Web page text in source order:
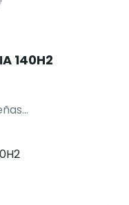
140H2